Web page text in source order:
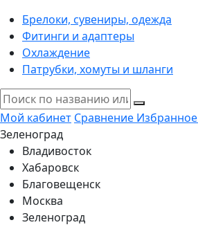
Брелоки, сувениры, одежда
Фитинги и адаптеры
Охлаждение
Патрубки, хомуты и шланги
Мой кабинет Сравнение Избранное
Зеленоград
Владивосток
Хабаровск
Благовещенск
Москва
Зеленоград